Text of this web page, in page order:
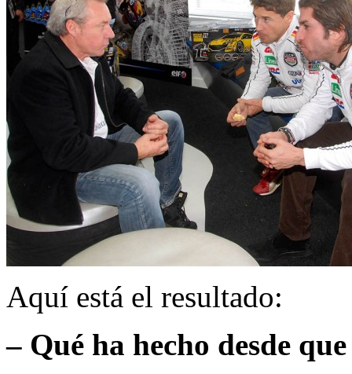
Aquí está el resultado:
– Qué ha hecho desde